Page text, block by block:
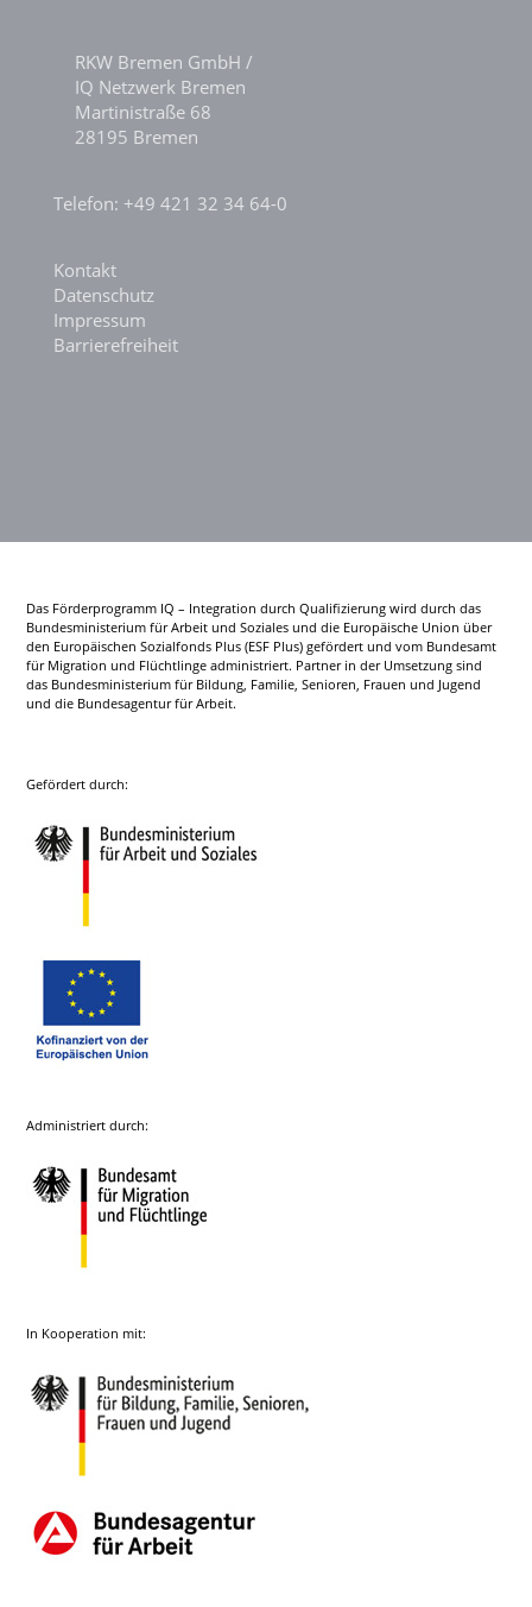
RKW Bremen GmbH /
IQ Netzwerk Bremen
Martinistraße 68
28195 Bremen
Telefon: +49 421 32 34 64-0
Kontakt
Datenschutz
Impressum
Barrierefreiheit
Das Förderprogramm IQ – Integration durch Qualifizierung wird durch das
Bundesministerium für Arbeit und Soziales und die Europäische Union über
den Europäischen Sozialfonds Plus (ESF Plus) gefördert und vom Bundesamt
für Migration und Flüchtlinge administriert. Partner in der Umsetzung sind
das Bundesministerium für Bildung, Familie, Senioren, Frauen und Jugend
und die Bundesagentur für Arbeit.
Gefördert durch:
Administriert durch:
In Kooperation mit: